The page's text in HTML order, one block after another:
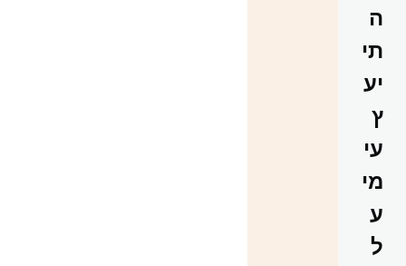
ה
תי
יע
ץ
עי
מי
ע
ל